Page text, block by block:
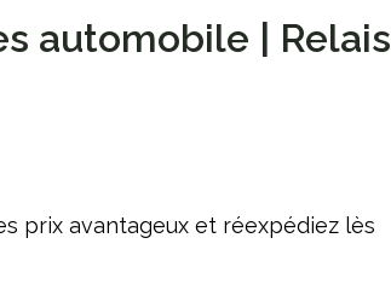
automobile | Relais
prix avantageux et réexpédiez lès